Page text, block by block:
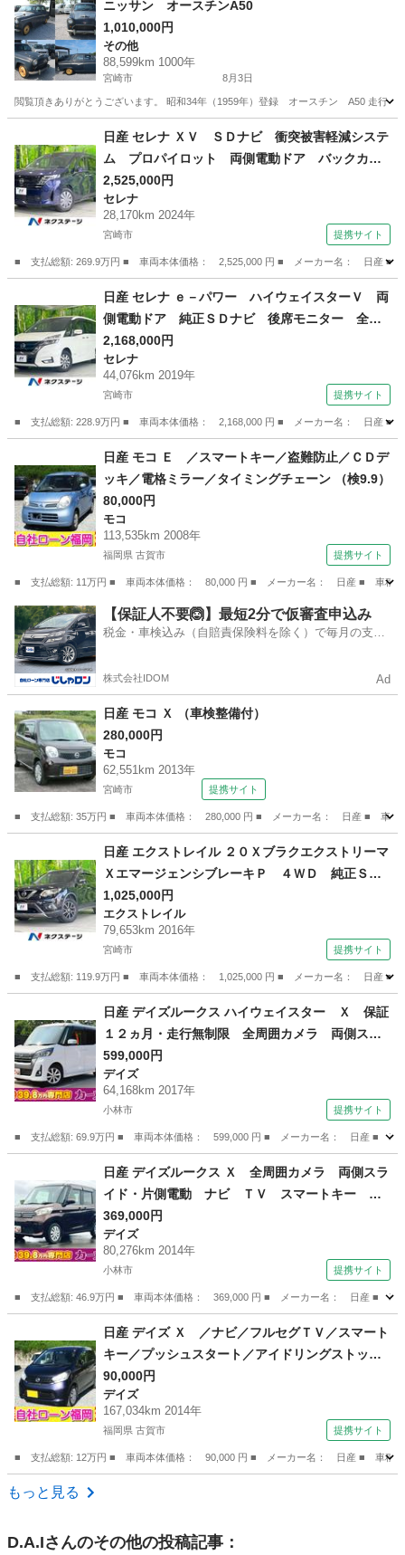
ニッサン オースチンA50
1,010,000円
その他
88,599km 1000年
宮崎市 8月3日
閲覧頂きありがとうございます。 昭和34年（1959年）登録 オースチン A50
その他
日産 セレナ ＸＶ ＳＤナビ 衝突被害軽減システ
ム プロパイロット 両側電動ドア バックカメ
ラ ドラレコ スマートキー コーナーセンサ
ー ＬＥＤヘッド ビルトインＥＴＣ オートハ
イビーム 車線逸脱警報 （車検整備付）
2,525,000円
セレナ
28,170km 2024年
宮崎市 提携サイト
■ 支払総額: 269.9万円 ■ 車両本体価格： 2,525,000 円 ■ メーカー名： 日産
セレナ
日産 セレナ ｅ－パワー ハイウェイスターＶ 両
側電動ドア 純正ＳＤナビ 後席モニター 全周
囲カメラ 衝突被害軽減システム レーダークル
ーズ ドラレコ コーナーセンサー スマートキ
ー ＬＥＤヘッド ビルトインＥＴＣ 純正１６
2,168,000円
セレナ
44,076km 2019年
宮崎市 提携サイト
■ 支払総額: 228.9万円 ■ 車両本体価格： 2,168,000 円 ■ メーカー名： 日産
セレナ
日産 モコ Ｅ ／スマートキー／盗難防止／ＣＤデ
ッキ／電格ミラー／タイミングチェーン （検9.9）
80,000円
モコ
113,535km 2008年
福岡県 古賀市 提携サイト
■ 支払総額: 11万円 ■ 車両本体価格： 80,000 円 ■ メーカー名： 日産 ■ 車種
福岡 古賀市 モコ
【保証人不要🙆】最短2分で仮審査申込み
税金・車検込み（自賠責保険料を除く）で毎月の支払
株式会社IDOM Ad
日産 モコ Ｘ （車検整備付）
280,000円
モコ
62,551km 2013年
宮崎市 提携サイト
■ 支払総額: 35万円 ■ 車両本体価格： 280,000 円 ■ メーカー名： 日産 ■ 車
モコ
日産 エクストレイル ２０Ｘブラクエクストリーマ
ＸエマージェンシブレーキＰ ４ＷＤ 純正ＳＤ
ナビ 後席モニター 衝突被害軽減システム 禁
煙車 コーナーセンサー スマートキー ＬＥＤ
ヘッド ビルトインＥＴＣ 純正１７インチアル
ミ 車線逸脱警報 オートライト デュアルエア
コン （車検整備付）
1,025,000円
エクストレイル
79,653km 2016年
宮崎市 提携サイト
■ 支払総額: 119.9万円 ■ 車両本体価格： 1,025,000 円 ■ メーカー名： 日産 ■
エクストレイル
日産 デイズルークス ハイウェイスター Ｘ 保証
１２ヵ月・走行無制限 全周囲カメラ 両側スラ
イド・片側電動 衝突被害軽減システム オート
マチックハイビーム オートライト ＬＥＤヘッ
ドランプ スマートキー アイドリングストッ
599,000円
デイズ
64,168km 2017年
小林市 提携サイト
■ 支払総額: 69.9万円 ■ 車両本体価格： 599,000 円 ■ メーカー名： 日産 ■ 車
デイズ
日産 デイズルークス Ｘ 全周囲カメラ 両側スラ
イド・片側電動 ナビ ＴＶ スマートキー ア
イドリングストップ 電動格納ミラー ベンチシ
ート ＣＶＴ 盗難防止システム ＡＢＳ Ｃ
Ｄ ＤＶＤ再生 ＵＳＢ （検9.3）
369,000円
デイズ
80,276km 2014年
小林市 提携サイト
■ 支払総額: 46.9万円 ■ 車両本体価格： 369,000 円 ■ メーカー名： 日産 ■
デイズ
日産 デイズ Ｘ ／ナビ／フルセグＴＶ／スマート
キー／プッシュスタート／アイドリングストップ
／ウィンカーミラー／タイミングチェーン （検9.
6）
90,000円
デイズ
167,034km 2014年
福岡県 古賀市 提携サイト
■ 支払総額: 12万円 ■ 車両本体価格： 90,000 円 ■ メーカー名： 日産 ■ 車種名
福岡 古賀市
もっと見る
D.A.Iさんのその他の投稿記事：